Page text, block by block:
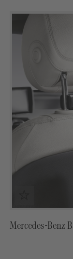
Mercedes-Benz